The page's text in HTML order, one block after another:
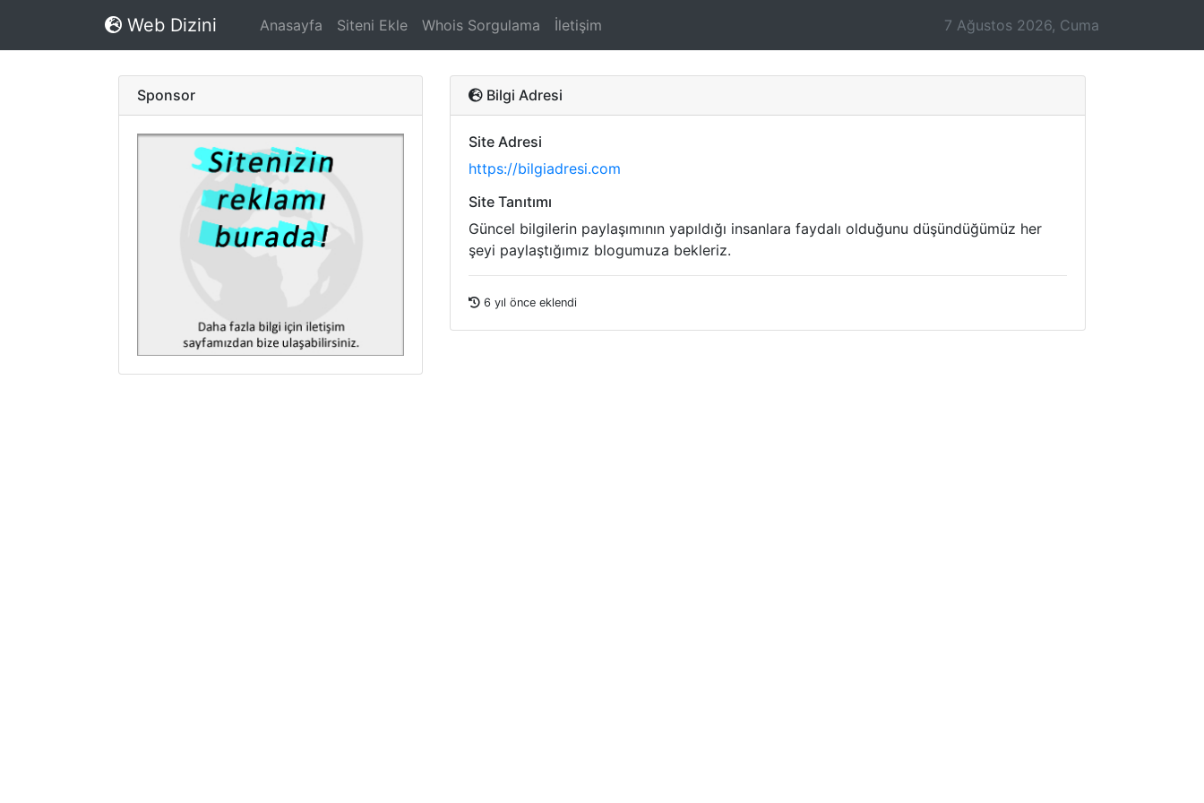
Web Dizini Anasayfa Siteni Ekle Whois Sorgulama İletişim 7 Ağustos 2026, Cuma
Sponsor Bilgi Adresi
Site Adresi
https://bilgiadresi.com
Site Tanıtımı
Güncel bilgilerin paylaşımının yapıldığı insanlara faydalı olduğunu düşündüğümüz her
şeyi paylaştığımız blogumuza bekleriz.
6 yıl önce eklendi